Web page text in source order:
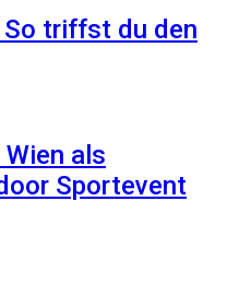
So triffst du den
als
Sportevent